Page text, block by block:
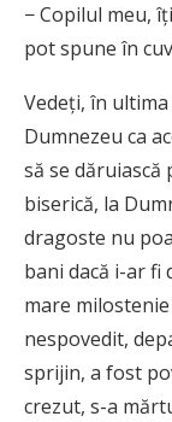
− Copilul meu,
pot spune în
Vedeți, în
Dumnezeu ca
să se dăruiască
biserică, la
dragoste nu
bani dacă i-ar fi
mare
nespovedit,
sprijin, a fost
crezut, s-a